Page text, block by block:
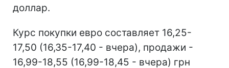
доллар.
Курс покупки евро составляет 16,25-
17,50 (16,35-17,40 - вчера), продажи -
16,99-18,55 (16,99-18,45 - вчера) грн